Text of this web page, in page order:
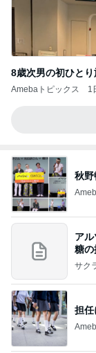
8歳次男の初ひと
Amebaトピックス 1
秋野
ア
糖の
の恐
サク
担任